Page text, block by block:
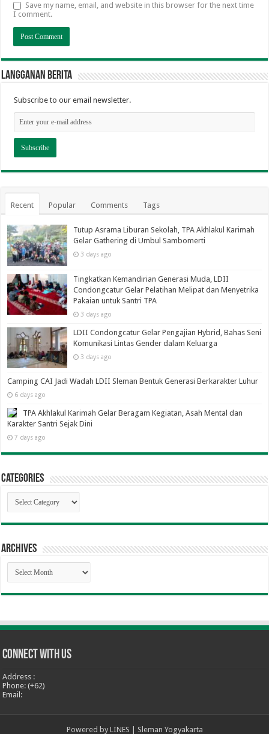
Save my name, email, and website in this browser for the next time
I comment.
Langganan berita
Subscribe to our email newsletter.
Recent Popular Comments Tags
Tutup Asrama Liburan Sekolah, TPA Akhlakul Karimah
Gelar Gathering di Umbul Sambomerti
3 days ago
Tingkatkan Kemandirian Generasi Muda, LDII
Condongcatur Gelar Pelatihan Melipat dan Menyetrika
Pakaian untuk Santri TPA
3 days ago
LDII Condongcatur Gelar Pengajian Hybrid, Bahas Seni
Komunikasi Lintas Gender dalam Keluarga
3 days ago
Camping CAI Jadi Wadah LDII Sleman Bentuk Generasi Berkarakter Luhur
6 days ago
TPA Akhlakul Karimah Gelar Beragam Kegiatan, Asah Mental dan
Karakter Santri Sejak Dini
7 days ago
Categories
Categories
Archives
Archives
Connect With Us
Address :
Phone: (+62)
Email:
Powered by LINES | Sleman Yogyakarta